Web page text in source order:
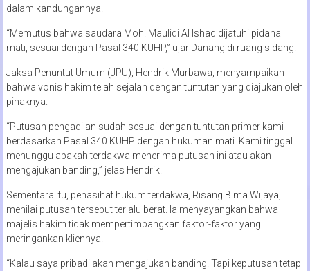
dalam kandungannya.
“Memutus bahwa saudara Moh. Maulidi Al Ishaq dijatuhi pidana
mati, sesuai dengan Pasal 340 KUHP,” ujar Danang di ruang sidang.
Jaksa Penuntut Umum (JPU), Hendrik Murbawa, menyampaikan
bahwa vonis hakim telah sejalan dengan tuntutan yang diajukan oleh
pihaknya.
“Putusan pengadilan sudah sesuai dengan tuntutan primer kami
berdasarkan Pasal 340 KUHP dengan hukuman mati. Kami tinggal
menunggu apakah terdakwa menerima putusan ini atau akan
mengajukan banding,” jelas Hendrik.
Sementara itu, penasihat hukum terdakwa, Risang Bima Wijaya,
menilai putusan tersebut terlalu berat. Ia menyayangkan bahwa
majelis hakim tidak mempertimbangkan faktor-faktor yang
meringankan kliennya.
“Kalau saya pribadi akan mengajukan banding. Tapi keputusan tetap